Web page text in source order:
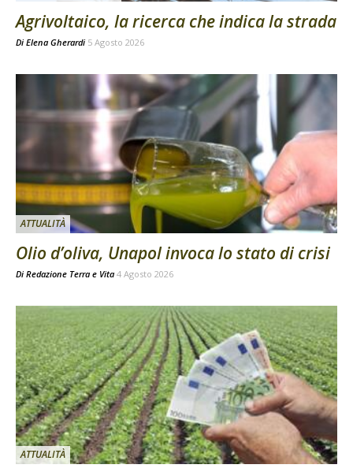
Agrivoltaico, la ricerca che indica la strada
Di Elena Gherardi 5 Agosto 2026
ATTUALITÀ
Olio d’oliva, Unapol invoca lo stato di crisi
Di Redazione Terra e Vita 4 Agosto 2026
ATTUALITÀ